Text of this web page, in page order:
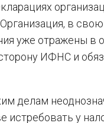
в
уже отражены в
ИФНС и
делам
у